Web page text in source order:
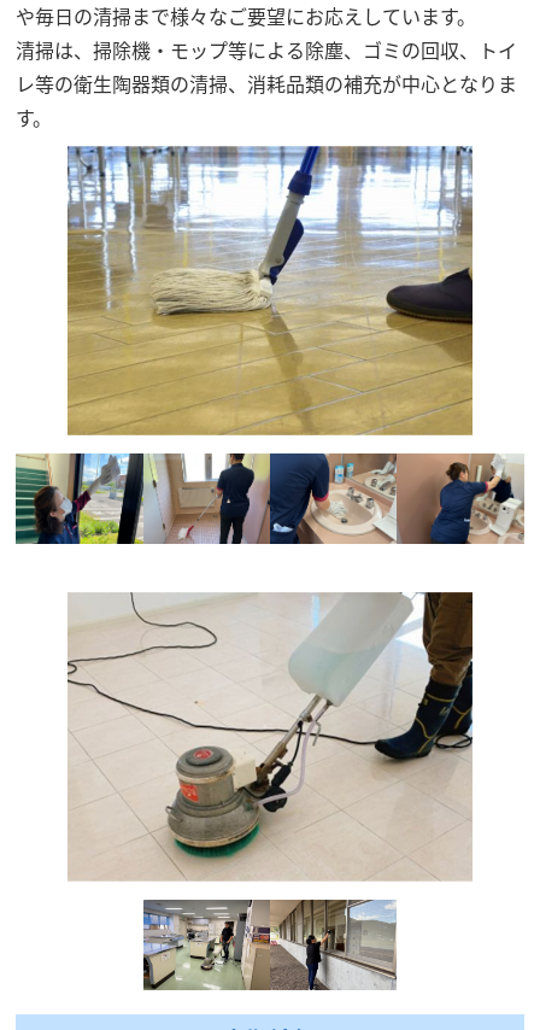
や毎日の清掃まで様々なご要望にお応えしています。
清掃は、掃除機・モップ等による除塵、ゴミの回収、トイ
レ等の衛生陶器類の清掃、消耗品類の補充が中心となりま
す。